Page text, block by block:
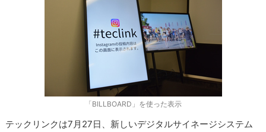
「BILLBOARD」を使った表示
テックリンクは7月27日、新しいデジタルサイネージシステム